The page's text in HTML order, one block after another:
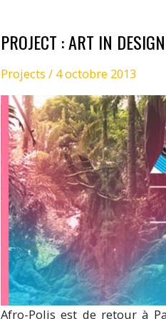
PROJECT : ART IN
Projects / 4 octobre 2013
Afro-Polis est de retour à